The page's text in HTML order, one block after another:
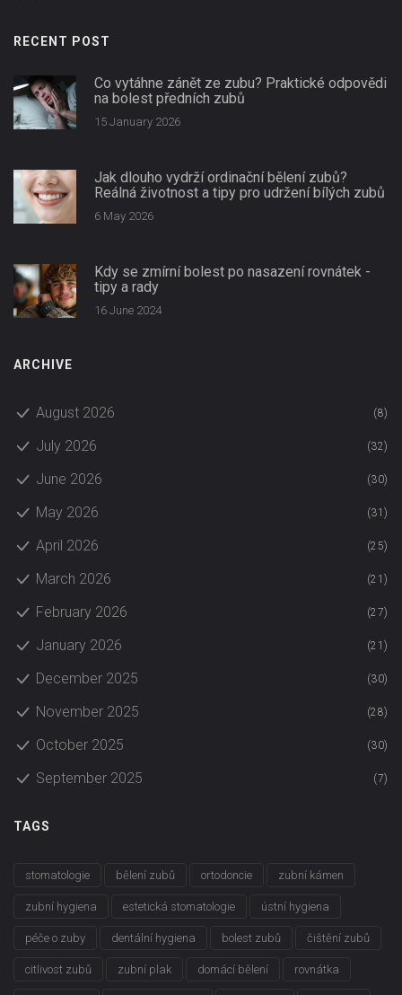
RECENT POST
Co vytáhne zánět ze zubu? Praktické odpovědi
na bolest předních zubů
15 January 2026
Jak dlouho vydrží ordinační bělení zubů?
Reálná životnost a tipy pro udržení bílých zubů
6 May 2026
Kdy se zmírní bolest po nasazení rovnátek -
tipy a rady
16 June 2024
ARCHIVE
August 2026 (8)
July 2026 (32)
June 2026 (30)
May 2026 (31)
April 2026 (25)
March 2026 (21)
February 2026 (27)
January 2026 (21)
December 2025 (30)
November 2025 (28)
October 2025 (30)
September 2025 (7)
TAGS
stomatologie bělení zubů ortodoncie zubní kámen
zubní hygiena estetická stomatologie ústní hygiena
péče o zuby dentální hygiena bolest zubů čištění zubů
citlivost zubů zubní plak domácí bělení rovnátka